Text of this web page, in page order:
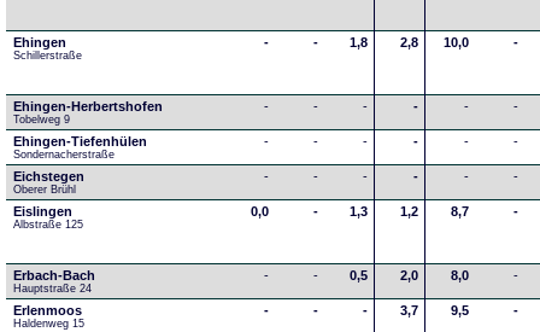
Ehingen
Schillerstraße
- - 1,8 2,8 10,0 -
Ehingen-Herbertshofen
Tobelweg 9
- - - - - -
Ehingen-Tiefenhülen
Sondernacherstraße
- - - - - -
Eichstegen
Oberer Brühl
- - - - - -
Eislingen
Albstraße 125
0,0 - 1,3 1,2 8,7 -
Erbach-Bach
Hauptstraße 24
- - 0,5 2,0 8,0 -
Erlenmoos
Haldenweg 15
- - - 3,7 9,5 -